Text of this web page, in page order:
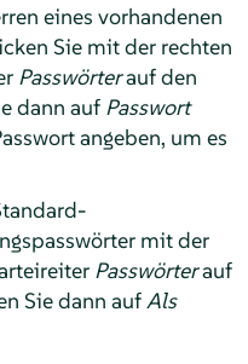
eines vorhandenen
Sie mit der rechten
Passwörterauf den
dann auf Passwort
angeben, um es
mit der
Passwörterauf
Sie dann auf Als